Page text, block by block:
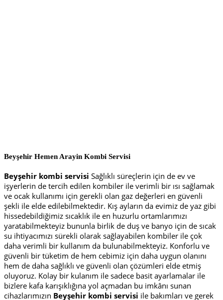
Beyşehir Hemen Arayin Kombi Servisi
Beyşehir kombi servisi Sağlıklı süreçlerin için de ev ve
işyerlerin de tercih edilen kombiler ile verimli bir ısı sağlamak
ve ocak kullanımı için gerekli olan gaz değerleri en güvenli
şekli ile elde edilebilmektedir. Kış ayların da evimiz de yaz gibi
hissedebildiğimiz sıcaklık ile en huzurlu ortamlarımızı
yaratabilmekteyiz bununla birlik de duş ve banyo için de sıcak
su ihtiyacımızı sürekli olarak sağlayabilen kombiler ile çok
daha verimli bir kullanım da bulunabilmekteyiz. Konforlu ve
güvenli bir tüketim de hem cebimiz için daha uygun olanını
hem de daha sağlıklı ve güvenli olan çözümleri elde etmiş
oluyoruz. Kolay bir kulanım ile sadece basit ayarlamalar ile
bizlere kafa karışıklığına yol açmadan bu imkânı sunan
cihazlarımızın Beyşehir kombi servisi ile bakımları ve gerek